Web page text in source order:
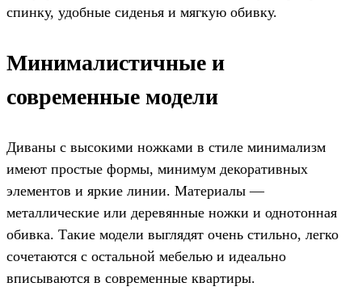
спинку, удобные сиденья и мягкую обивку.
Минималистичные и
современные модели
Диваны с высокими ножками в стиле минимализм
имеют простые формы, минимум декоративных
элементов и яркие линии. Материалы —
металлические или деревянные ножки и однотонная
обивка. Такие модели выглядят очень стильно, легко
сочетаются с остальной мебелью и идеально
вписываются в современные квартиры.